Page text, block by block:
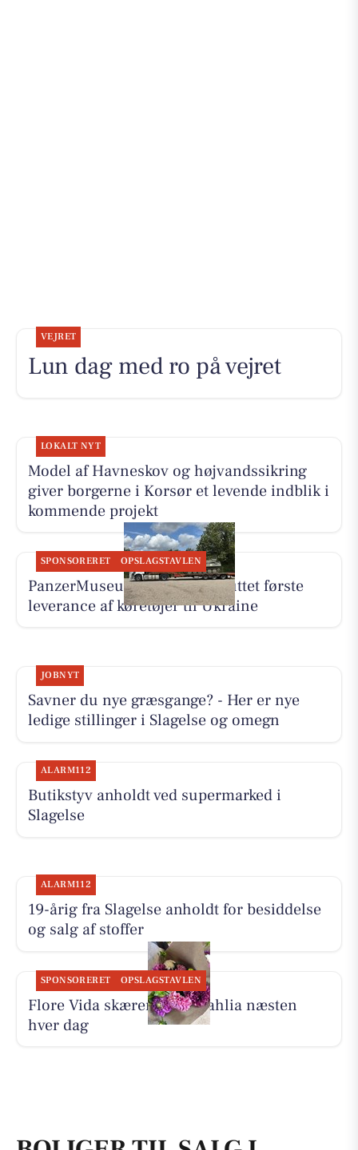
VEJRET
Lun dag med ro på vejret
LOKALT NYT
Model af Havneskov og højvandssikring
giver borgerne i Korsør et levende indblik i
kommende projekt
SPONSORERET OPSLAGSTAVLEN
PanzerMuseum East har afsluttet første
leverance af køretøjer til Ukraine
JOBNYT
Savner du nye græsgange? - Her er nye
ledige stillinger i Slagelse og omegn
ALARM112
Butikstyv anholdt ved supermarked i
Slagelse
ALARM112
19-årig fra Slagelse anholdt for besiddelse
og salg af stoffer
SPONSORERET OPSLAGSTAVLEN
Flore Vida skærer friske dahlia næsten
hver dag